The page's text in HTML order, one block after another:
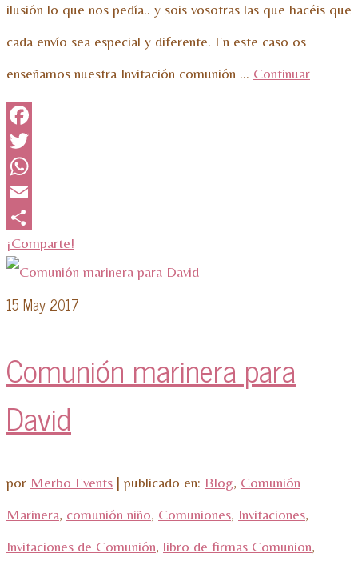
ilusión lo que nos pedía.. y sois vosotras las que hacéis que
cada envío sea especial y diferente. En este caso os
enseñamos nuestra Invitación comunión … Continuar
Facebook
Twitter
WhatsApp
Email
¡Comparte!
15 May 2017
Comunión marinera para
David
por Merbo Events | publicado en: Blog, Comunión
Marinera, comunión niño, Comuniones, Invitaciones,
Invitaciones de Comunión, libro de firmas Comunion,